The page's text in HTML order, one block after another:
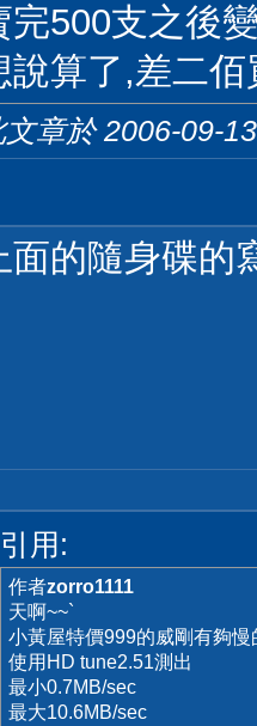
完500支之後
說算了,差二
文章於 2006-09-
面的隨身碟
引用:
作者zorro1111
天啊~~`
小黃屋特價999的威剛有夠慢
使用HD tune2.51測出
最小0.7MB/sec
最大10.6MB/sec